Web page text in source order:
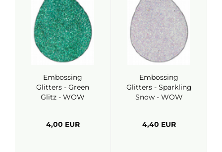
Embossing
Glitters - Green
Glitz - WOW
4,00 EUR
Embossing
Glitters - Sparkling
Snow - WOW
4,40 EUR